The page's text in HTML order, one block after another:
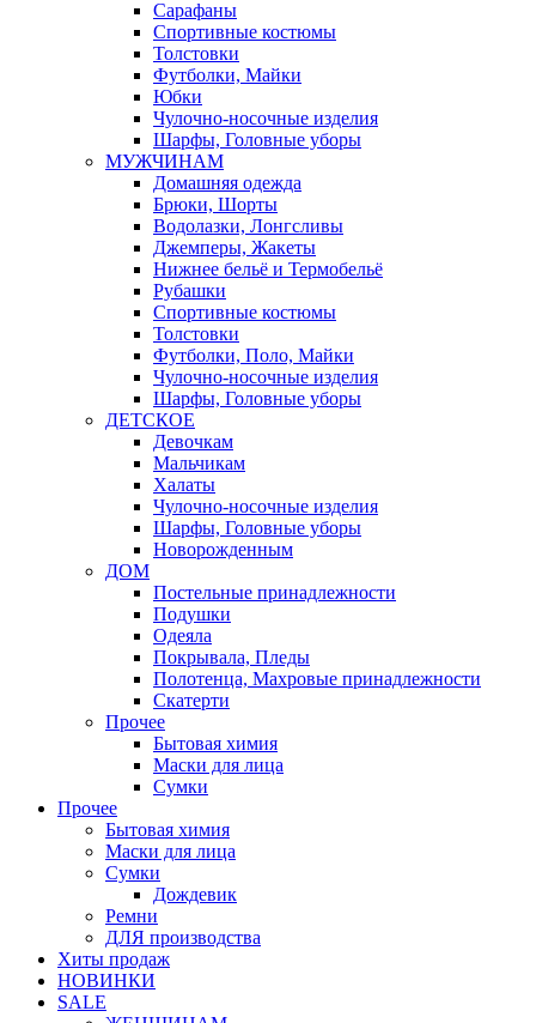
Сарафаны
Спортивные костюмы
Толстовки
Футболки, Майки
Юбки
Чулочно-носочные изделия
Шарфы, Головные уборы
МУЖЧИНАМ
Домашняя одежда
Брюки, Шорты
Водолазки, Лонгсливы
Джемперы, Жакеты
Нижнее бельё и Термобельё
Рубашки
Спортивные костюмы
Толстовки
Футболки, Поло, Майки
Чулочно-носочные изделия
Шарфы, Головные уборы
ДЕТСКОЕ
Девочкам
Мальчикам
Халаты
Чулочно-носочные изделия
Шарфы, Головные уборы
Новорожденным
ДОМ
Постельные принадлежности
Подушки
Одеяла
Покрывала, Пледы
Полотенца, Махровые принадлежности
Скатерти
Прочее
Бытовая химия
Маски для лица
Сумки
Прочее
Бытовая химия
Маски для лица
Сумки
Дождевик
Ремни
ДЛЯ производства
Хиты продаж
НОВИНКИ
SALE